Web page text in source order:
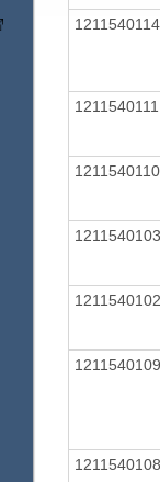
1211540114
1211540111
1211540110
1211540103
1211540102
1211540109
1211540108